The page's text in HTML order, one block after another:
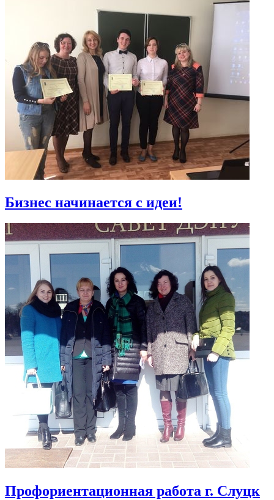
Бизнес начинается с идеи!
Профориентационная работа г. Слуцк